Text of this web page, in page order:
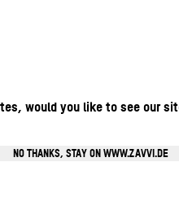
would you like to see our
NO THANKS, STAY ON WWW.ZAVVI.DE